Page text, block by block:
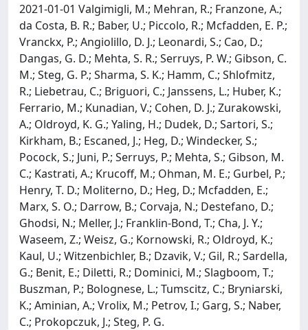
2021-01-01 Valgimigli, M.; Mehran, R.; Franzone, A.;
da Costa, B. R.; Baber, U.; Piccolo, R.; Mcfadden, E. P.;
Vranckx, P.; Angiolillo, D. J.; Leonardi, S.; Cao, D.;
Dangas, G. D.; Mehta, S. R.; Serruys, P. W.; Gibson, C.
M.; Steg, G. P.; Sharma, S. K.; Hamm, C.; Shlofmitz,
R.; Liebetrau, C.; Briguori, C.; Janssens, L.; Huber, K.;
Ferrario, M.; Kunadian, V.; Cohen, D. J.; Zurakowski,
A.; Oldroyd, K. G.; Yaling, H.; Dudek, D.; Sartori, S.;
Kirkham, B.; Escaned, J.; Heg, D.; Windecker, S.;
Pocock, S.; Juni, P.; Serruys, P.; Mehta, S.; Gibson, M.
C.; Kastrati, A.; Krucoff, M.; Ohman, M. E.; Gurbel, P.;
Henry, T. D.; Moliterno, D.; Heg, D.; Mcfadden, E.;
Marx, S. O.; Darrow, B.; Corvaja, N.; Destefano, D.;
Ghodsi, N.; Meller, J.; Franklin-Bond, T.; Cha, J. Y.;
Waseem, Z.; Weisz, G.; Kornowski, R.; Oldroyd, K.;
Kaul, U.; Witzenbichler, B.; Dzavik, V.; Gil, R.; Sardella,
G.; Benit, E.; Diletti, R.; Dominici, M.; Slagboom, T.;
Buszman, P.; Bolognese, L.; Tumscitz, C.; Bryniarski,
K.; Aminian, A.; Vrolix, M.; Petrov, I.; Garg, S.; Naber,
C.; Prokopczuk, J.; Steg, P. G.